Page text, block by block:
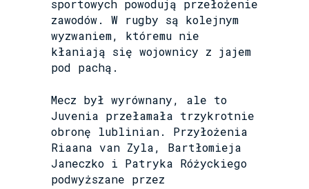
sportowych powodują przełożenie
zawodów. W rugby są kolejnym
wyzwaniem, któremu nie
kłaniają się wojownicy z jajem
pod pachą.
Mecz był wyrównany, ale to
Juvenia przełamała trzykrotnie
obronę lublinian. Przyłożenia
Riaana van Zyla, Bartłomieja
Janeczko i Patryka Różyckiego
podwyższane przez